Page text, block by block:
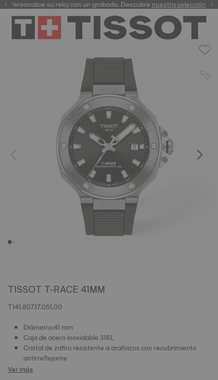
Personalice su reloj con un grabado. Descubrenuestra selección
garantía digital
TISSOT T-RACE 41MM
T141.807.17.051.00
Diámetro:41 mm
Caja de acero inoxidable 316L
Cristal de zafiro resistente a arañazos con recubrimiento
antirreflejante
Ver más